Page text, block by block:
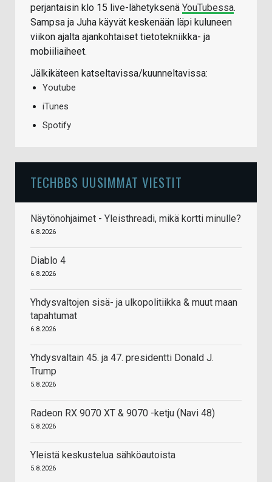
perjantaisin klo 15 live-lähetyksenä YouTubessa.
Sampsa ja Juha käyvät keskenään läpi kuluneen
viikon ajalta ajankohtaiset tietotekniikka- ja
mobiiliaiheet.
Jälkikäteen katseltavissa/kuunneltavissa:
Youtube
iTunes
Spotify
TECHBBS UUSIMMAT VIESTIT
Näytönohjaimet - Yleisthreadi, mikä kortti minulle?
6.8.2026
Diablo 4
6.8.2026
Yhdysvaltojen sisä- ja ulkopolitiikka & muut maan
tapahtumat
6.8.2026
Yhdysvaltain 45. ja 47. presidentti Donald J.
Trump
5.8.2026
Radeon RX 9070 XT & 9070 -ketju (Navi 48)
5.8.2026
Yleistä keskustelua sähköautoista
5.8.2026